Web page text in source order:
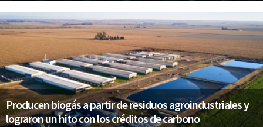
Producen biogás a partir de residuos agroindustriales y
lograron un hito con los créditos de carbono